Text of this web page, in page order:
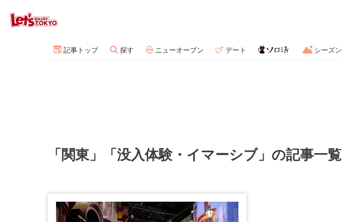
記事トップ 探す ニューオープン デート シーズン
「関東」「没入体験・イマーシブ」の記事一覧